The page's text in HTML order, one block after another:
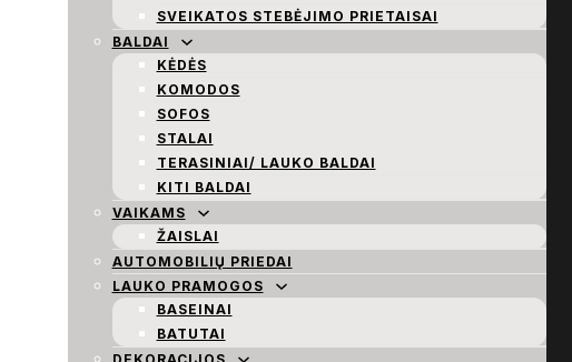
SVEIKATOS STEBĖJIMO PRIETAISAI
BALDAI
KĖDĖS
KOMODOS
SOFOS
STALAI
TERASINIAI/ LAUKO BALDAI
KITI BALDAI
VAIKAMS
ŽAISLAI
AUTOMOBILIŲ PRIEDAI
LAUKO PRAMOGOS
BASEINAI
BATUTAI